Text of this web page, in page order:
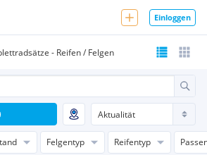
Einloggen
- Reifen / Felgen
Felgentyp Reifentyp